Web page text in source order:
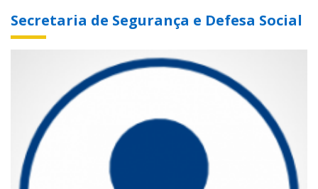
Secretaria de Segurança e Defesa Social